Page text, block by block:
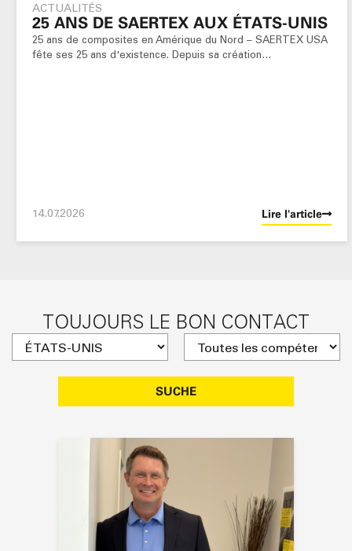
ACTUALITÉS
25 ANS DE SAERTEX AUX ÉTATS-UNIS
25 ans de composites en Amérique du Nord – SAERTEX USA
fête ses 25 ans d'existence. Depuis sa création…
14.07.2026 Lire l'article
TOUJOURS LE BON CONTACT
SUCHE